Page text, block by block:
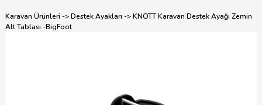
Karavan Ürünleri ->Destek Ayakları -> KNOTT Karavan Destek Ayağı Zemin
Alt Tablası -BigFoot